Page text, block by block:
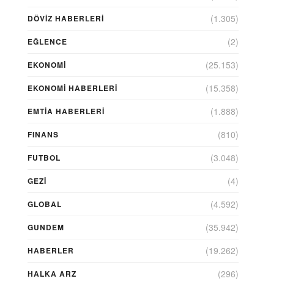
DÖVIZ HABERLERI (1.305)
EĞLENCE (2)
EKONOMİ (25.153)
EKONOMI HABERLERI (15.358)
EMTIA HABERLERI (1.888)
FINANS (810)
FUTBOL (3.048)
GEZI (4)
GLOBAL (4.592)
GUNDEM (35.942)
HABERLER (19.262)
HALKA ARZ (296)